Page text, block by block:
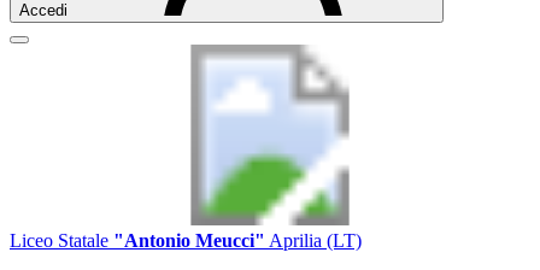
Accedi
Liceo Statale "Antonio Meucci" Aprilia (LT)